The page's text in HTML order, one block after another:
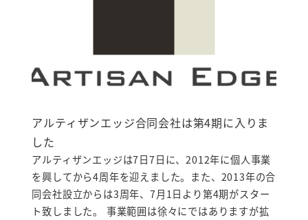
アルティザンエッジ合同会社は第4期に入りま
した
アルティザンエッジは7日7日に、2012年に個人事業
を興してから4周年を迎えました。また、2013年の合
同会社設立からは3周年、7月1日より第4期がスター
ト致しました。 事業範囲は徐々にではありますが拡